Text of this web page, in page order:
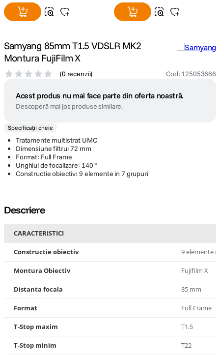
Samyang 85mm T1.5 VDSLR MK2
Montura FujiFilm X
(0 recenzii) Cod: 125053666
Acest produs nu mai face parte din oferta noastră.
Descoperă mai jos produse similare.
Specificații cheie
Tratamente multistrat UMC
Dimensiune filtru: 72 mm
Format: Full Frame
Unghiul de focalizare: 140 °
Constructie obiectiv: 9 elemente in 7 grupuri
Descriere
CARACTERISTICI
Constructie obiectiv 9 elemente
Montura Obiectiv Fujifilm X
Distanta focala 85 mm
Format Full Frame
T-Stop maxim T1.5
T-Stop minim T22